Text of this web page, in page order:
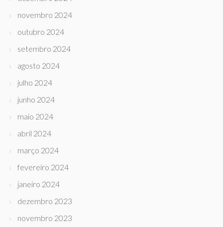
novembro 2024
outubro 2024
setembro 2024
agosto 2024
julho 2024
junho 2024
maio 2024
abril 2024
março 2024
fevereiro 2024
janeiro 2024
dezembro 2023
novembro 2023